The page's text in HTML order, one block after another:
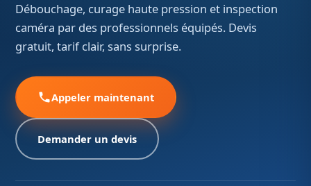
Débouchage, curage haute pression et inspection
caméra par des professionnels équipés. Devis
gratuit, tarif clair, sans surprise.
Appeler maintenant
Demander un devis